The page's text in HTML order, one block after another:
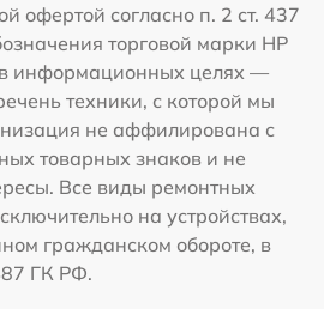
офертой согласно п. 2 ст. 437
торговой марки HP
информационных целях —
техники, с которой мы
не аффилирована с
товарных знаков и не
Все виды ремонтных
на устройствах,
гражданском обороте, в
ГК РФ.